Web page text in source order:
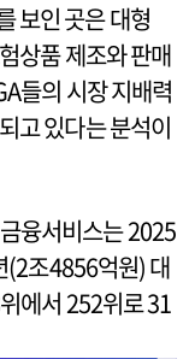
보인 곳은 대형
상품 제조와 판매
들의 시장 지배력
고 있다는 분석이
융서비스는 2025
(2조4856억원) 대
에서 252위로 31